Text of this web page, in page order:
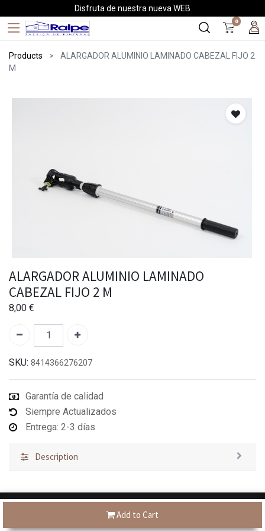
Disfruta de nuestra nueva WEB
0
Products
ALARGADOR ALUMINIO LAMINADO CABEZAL FIJO 2
M
Add to Cart
ALARGADOR ALUMINIO LAMINADO
CABEZAL FIJO 2 M
8,00 €
SKU: 8414366276207
Garantía de calidad
Siempre Actualizados
Entrega: 2-3 días
Description
Tienes dudas?